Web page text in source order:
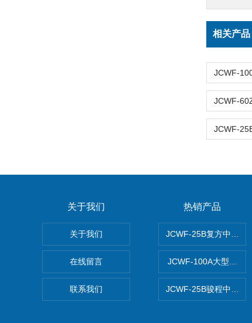
相关产品
关于我们
关于我们
在线留言
联系我们
热销产品
JCWF-25B复方中药材
JCWF-100A大型中药
JCWF-25B骏程中草药